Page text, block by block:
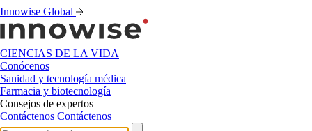
Innowise Global
CIENCIAS DE LA VIDA
Conócenos
Sanidad y tecnología médica
Farmacia y biotecnología
Consejos de expertos
Contáctenos Contáctenos